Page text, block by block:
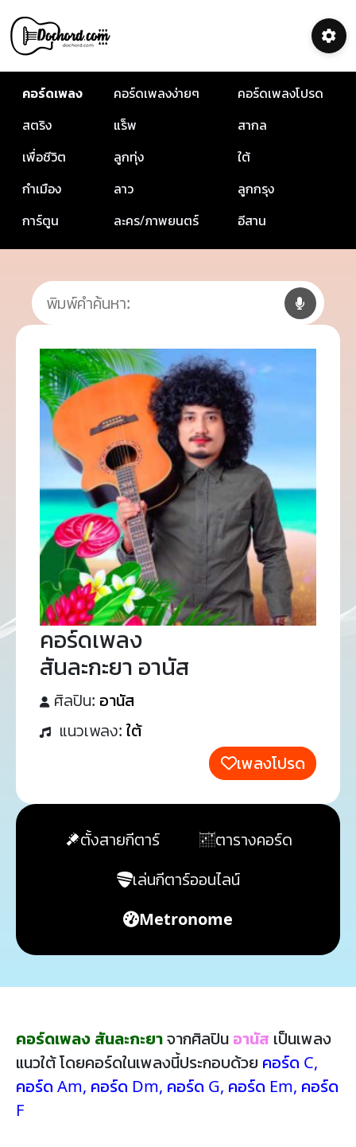
คอร์ดเพลง คอร์ดเพลงง่ายๆ
คอร์ดเพลงโปรด
สตริง
แร็พ
สากล
เพื่อชีวิต
ลูกทุ่ง
ใต้
กำเมือง
ลาว
ลูกกรุง
การ์ตูน
ละคร/ภาพยนตร์ อีสาน
คอร์ดเพลง
สันละกะยา อานัส
ศิลปิน: อานัส
แนวเพลง: ใต้
เพลงโปรด
ตั้งสายกีตาร์
ตารางคอร์ด
เล่นกีตาร์ออนไลน์
Metronome
คอร์ดเพลง สันละกะยาจากศิลปิน อานัส เป็นเพลง
แนวใต้ โดยคอร์ดในเพลงนี้ประกอบด้วย คอร์ด C,
คอร์ด Am, คอร์ด Dm, คอร์ด G, คอร์ด Em, คอร์ด
F